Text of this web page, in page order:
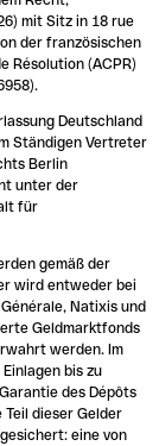
mit Sitz in 18 rue
der französischen
Résolution (ACPR)
Deutschland
Ständigen Vertreter
Berlin
unter der
für
gemäß der
wird entweder bei
Natixis und
Geldmarktfonds
werden. Im
bis zu
des Dépôts
Teil dieser Gelder
eine von